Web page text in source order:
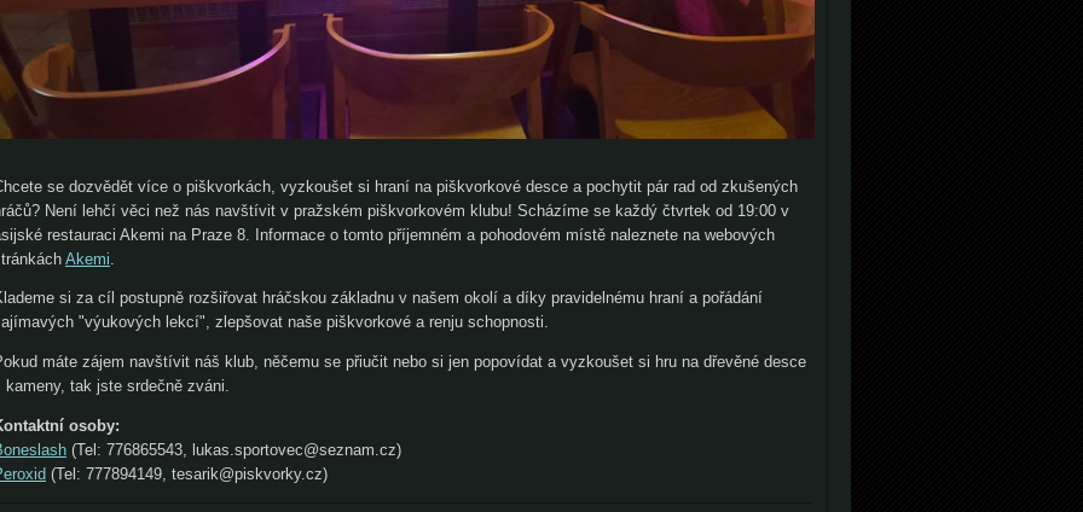
se dozvědět více o piškvorkách, vyzkoušet si hraní na piškvorkové desce a pochytit pár rad od zkušených
Není lehčí věci než nás navštívit v pražském piškvorkovém klubu! Scházíme se každý čtvrtek od 19:00 v
restauraci Akemi na Praze 8. Informace o tomto příjemném a pohodovém místě naleznete na webových
Akemi
si za cíl postupně rozšiřovat hráčskou základnu v našem okolí a díky pravidelnému hraní a pořádání
"výukových lekcí", zlepšovat naše piškvorkové a renju schopnosti.
máte zájem navštívit náš klub, něčemu se přiučit nebo si jen popovídat a vyzkoušet si hru na dřevěné desce
kameny, tak jste srdečně zváni.
osoby:
(Tel: 776865543, lukas.sportovec@seznam.cz)
(Tel: 777894149, tesarik@piskvorky.cz)